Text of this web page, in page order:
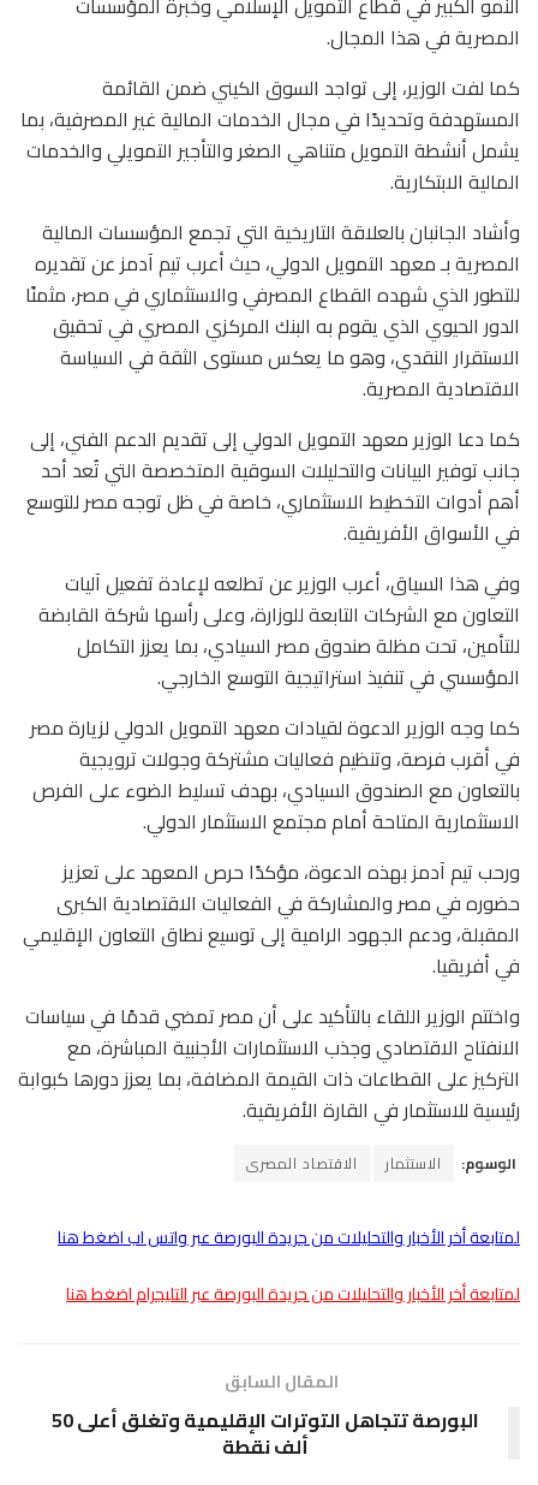
المصرية في هذا المجال.
كما لفت الوزير، إلى تواجد السوق الكيني ضمن القائمة
المستهدفة وتحديدًا في مجال الخدمات المالية غير المصرفية، بما
يشمل أنشطة التمويل متناهي الصغر والتأجير التمويلي والخدمات
المالية الابتكارية.
وأشاد الجانبان بالعلاقة التاريخية التي تجمع المؤسسات المالية
المصرية بـ معهد التمويل الدولي، حيث أعرب تيم آدمز عن تقديره
للتطور الذي شهده القطاع المصرفي والاستثماري في مصر، مثمنًا
الدور الحيوي الذي يقوم به البنك المركزي المصري في تحقيق
الاستقرار النقدي، وهو ما يعكس مستوى الثقة في السياسة
الاقتصادية المصرية.
كما دعا الوزير معهد التمويل الدولي إلى تقديم الدعم الفني، إلى
جانب توفير البيانات والتحليلات السوقية المتخصصة التي تُعد أحد
أهم أدوات التخطيط الاستثماري، خاصة في ظل توجه مصر للتوسع
في الأسواق الأفريقية.
وفي هذا السياق، أعرب الوزير عن تطلعه لإعادة تفعيل آليات
التعاون مع الشركات التابعة للوزارة، وعلى رأسها شركة القابضة
للتأمين، تحت مظلة صندوق مصر السيادي، بما يعزز التكامل
المؤسسي في تنفيذ استراتيجية التوسع الخارجي.
كما وجه الوزير الدعوة لقيادات معهد التمويل الدولي لزيارة مصر
في أقرب فرصة، وتنظيم فعاليات مشتركة وجولات ترويجية
بالتعاون مع الصندوق السيادي، بهدف تسليط الضوء على الفرص
الاستثمارية المتاحة أمام مجتمع الاستثمار الدولي.
ورحب تيم آدمز بهذه الدعوة، مؤكدًا حرص المعهد على تعزيز
حضوره في مصر والمشاركة في الفعاليات الاقتصادية الكبرى
المقبلة، ودعم الجهود الرامية إلى توسيع نطاق التعاون الإقليمي
في أفريقيا.
واختتم الوزير اللقاء بالتأكيد على أن مصر تمضي قدمًا في سياسات
الانفتاح الاقتصادي وجذب الاستثمارات الأجنبية المباشرة، مع
التركيز على القطاعات ذات القيمة المضافة، بما يعزز دورها كبوابة
رئيسية للاستثمار في القارة الأفريقية.
الوسوم: الاستثمار الاقتصاد المصرى
لمتابعة أخر الأخبار والتحليلات من جريدة البورصة عبر واتس اب اضغط هنا
لمتابعة أخر الأخبار والتحليلات من جريدة البورصة عبر التليجرام اضغط هنا
المقال السابق
البورصة تتجاهل التوترات الإقليمية وتغلق أعلى 50
ألف نقطة